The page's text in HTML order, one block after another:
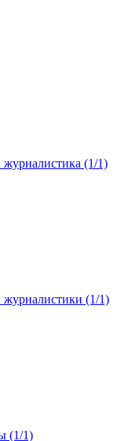
(1/1)
(1/1)
(1/1)